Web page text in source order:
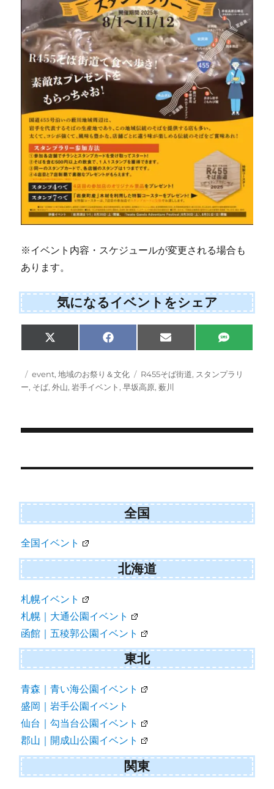
※イベント内容・スケジュールが変更される場合も
あります。
気になるイベントをシェア
Share
on
X
(
w
i
t
)
Share
on
F
a
e
b
o
Share
on
E
m
i
l
Share
on
S
M
投
稿
カ
テ
event,地域のお祭り＆文化
タ
グ
R455そば街道, スタンプラリ
ー, そば,外山,岩手イベント,早坂高原,薮川
稿
ナ
ビ
ゲ
ー
ョ
ン
全国
全国イベント
北海道
札幌イベント
札幌｜大通公園イベント
函館｜五稜郭公園イベント
東北
青森｜青い海公園イベント
盛岡｜岩手公園イベント
仙台｜勾当台公園イベント
郡山｜開成山公園イベント
関東